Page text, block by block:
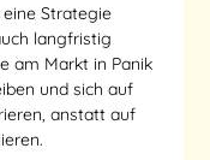
Strategie
langfristig
am Markt in Panik
und sich auf
anstatt auf